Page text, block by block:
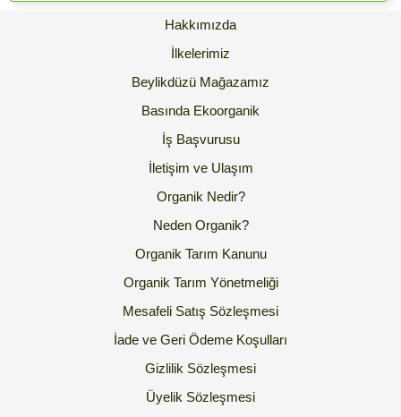
Hakkımızda
İlkelerimiz
Beylikdüzü Mağazamız
Basında Ekoorganik
İş Başvurusu
İletişim ve Ulaşım
Organik Nedir?
Neden Organik?
Organik Tarım Kanunu
Organik Tarım Yönetmeliği
Mesafeli Satış Sözleşmesi
İade ve Geri Ödeme Koşulları
Gizlilik Sözleşmesi
Üyelik Sözleşmesi